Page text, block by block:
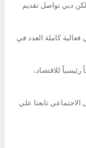
دبي تواصل تقديم
كاملة العدد في
للاقتصاد،
الاجتماعي تابعنا علي